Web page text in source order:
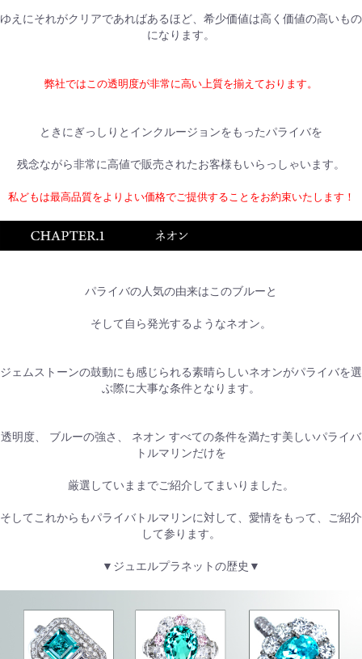
ゆえにそれがクリアであればあるほど、希少価値は高く価値の高いもの
になります。
弊社ではこの透明度が非常に高い上質を揃えております。
ときにぎっしりとインクルージョンをもったパライバを
残念ながら非常に高値で販売されたお客様もいらっしゃいます。
私どもは最高品質をよりよい価格でご提供することをお約束いたします！
パライバの人気の由来はこのブルーと
そして自ら発光するようなネオン。
ジェムストーンの鼓動にも感じられる素晴らしいネオンがパライバを選
ぶ際に大事な条件となります。
透明度、 ブルーの強さ、 ネオン すべての条件を満たす美しいパライバ
トルマリンだけを
厳選していままでご紹介してまいりました。
そしてこれからもパライバトルマリンに対して、愛情をもって、ご紹介
して参ります。
▼ジュエルプラネットの歴史▼